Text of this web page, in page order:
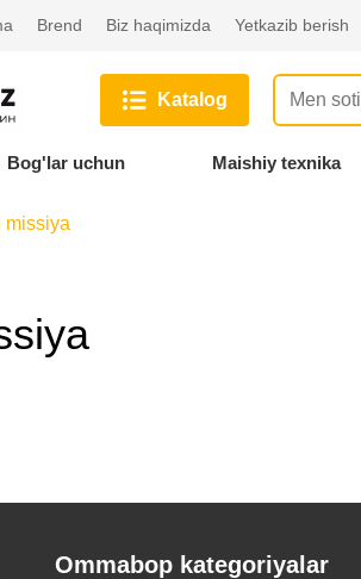
Brend Biz haqimizda Yetkazib berish
Katalog
Bog'lar uchun Maishiy texnika
missiya
Ommabop kategoriyalar